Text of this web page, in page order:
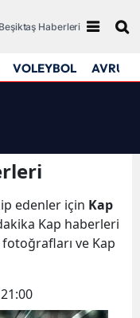
Beşiktaş Haberleri
VOLEYBOL
edenler için Kap
Kap haberleri
ve Kap